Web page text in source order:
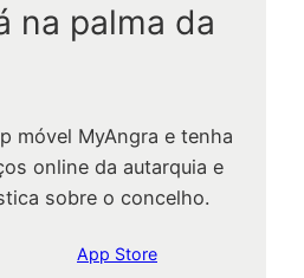
na palma da
móvel MyAngra e tenha
online da autarquia e
sobre o concelho.
App Store